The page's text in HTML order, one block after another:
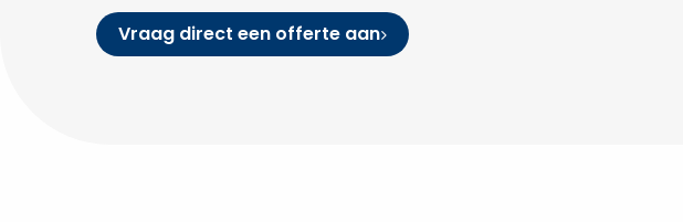
Vraag direct een offerte aan